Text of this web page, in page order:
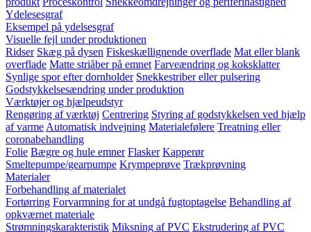
Ydelesesgraf
Eksempel på ydelsesgraf
Visuelle fejl under produktionen
Ridser Skæg på dysen Fiskeskællignende overflade Mat eller blank
overflade Matte striåber på emnet Farveændring og koksklatter
Synlige spor efter dornholder Snekkestriber eller pulsering
Godstykkelsesændring under produktion
Værktøjer og hjælpeudstyr
Rengøring af værktøj Centrering Styring af godstykkelsen ved hjælp
af varme Automatisk indvejning Materialefølere Treatning eller
coronabehandling
Folie Bægre og hule emner Flasker Kapperør
Smeltepumpe/gearpumpe Krympeprøve Trækprøvning
Materialer
Forbehandling af materialet
Fortørring Forvarmning for at undgå fugtoptagelse Behandling af
opkværnet materiale
Strømningskarakteristik Miksning af PVC Ekstrudering af PVC